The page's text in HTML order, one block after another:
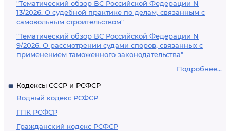
"Тематический обзор ВС Российской Федерации N
13/2026. О судебной практике по делам, связанным с
самовольным строительством"
"Тематический обзор ВС Российской Федерации N
9/2026. О рассмотрении судами споров, связанных с
применением таможенного законодательства"
Подробнее...
Кодексы СССР и РСФСР
Водный кодекс РСФСР
ГПК РСФСР
Гражданский кодекс РСФСР